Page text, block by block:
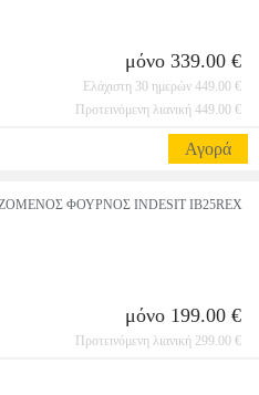
μόνο 339.00 €
Ελάχιστη 30 ημερών 449.00 €
Προτεινόμενη λιανική 449.00 €
Αγορά
ΦΟΥΡΝΟΣ INDESIT IB25REX
μόνο 199.00 €
Προτεινόμενη λιανική 299.00 €